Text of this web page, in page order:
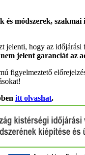
módszerek, szakmai
jelenti, hogy az
jelent garanciát
figyelmeztető
itt olvashat.